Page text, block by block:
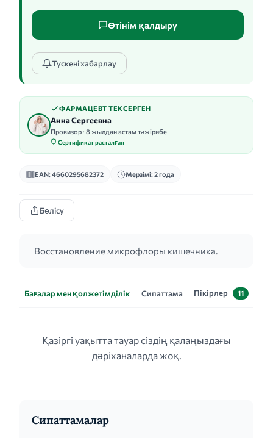
Өтінім қалдыру
Түскені хабарлау
ФАРМАЦЕВТ ТЕКСЕРГЕН
Анна Сергеевна
Провизор · 8 жылдан астам тәжірибе
Сертификат расталған
EAN: 4660295682372 Мерзімі: 2 года
Бөлісу
Восстановление микрофлоры кишечника.
Бағалар мен қолжетімділік Сипаттама Пікірлер 11
Қазіргі уақытта тауар сіздің қалаңыздағы
дәріханаларда жоқ.
Сипаттамалар